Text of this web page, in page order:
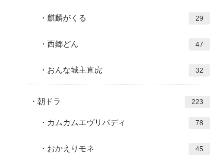
麒麟がくる 29
西郷どん 47
おんな城主直虎 32
朝ドラ 223
カムカムエヴリバディ 78
おかえりモネ 45